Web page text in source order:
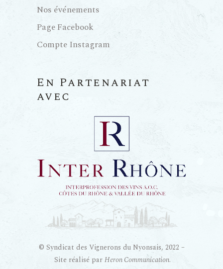
Nos événements
Page Facebook
Compte Instagram
En Partenariat
avec
© Syndicat des Vignerons du Nyonsais, 2022 –
Site réalisé parHeron Communication.